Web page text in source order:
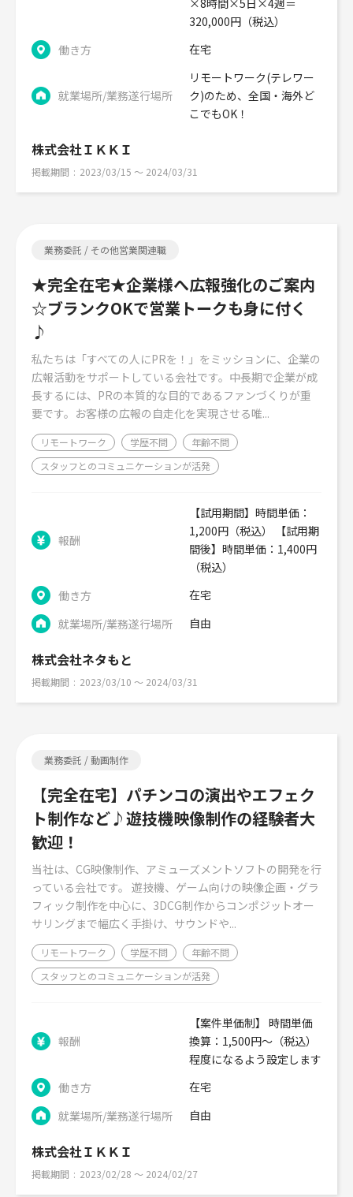
×8時間×5日×4週＝
320,000円（税込）
働き方
在宅
就業場所/業務遂行場所
リモートワーク(テレワー
ク)のため、全国・海外ど
こでもOK！
株式会社ＩＫＫＩ
掲載期間 2023/03/15 〜 2024/03/31
業務委託 / その他営業関連職
★完全在宅★企業様へ広報強化のご案内
☆ブランクOKで営業トークも身に付く
♪
私たちは「すべての人にPRを！」をミッションに、企業の
広報活動をサポートしている会社です。中長期で企業が成
長するには、PRの本質的な目的であるファンづくりが重
要です。お客様の広報の自走化を実現させる唯...
リモートワーク 学歴不問
年齢不問
スタッフとのコミュニケーションが活発
報酬
【試用期間】時間単価：
1,200円（税込） 【試用期
間後】時間単価：1,400円
（税込）
働き方
在宅
就業場所/業務遂行場所
自由
株式会社ネタもと
掲載期間 2023/03/10 〜 2024/03/31
業務委託 / 動画制作
【完全在宅】パチンコの演出やエフェク
ト制作など♪遊技機映像制作の経験者大
歓迎！
当社は、CG映像制作、アミューズメントソフトの開発を行
っている会社です。 遊技機、ゲーム向けの映像企画・グラ
フィック制作を中心に、3DCG制作からコンポジットオー
サリングまで幅広く手掛け、サウンドや...
リモートワーク 学歴不問
年齢不問
スタッフとのコミュニケーションが活発
報酬
【案件単価制】 時間単価
換算：1,500円～（税込）
程度になるよう設定します
働き方
在宅
就業場所/業務遂行場所
自由
株式会社ＩＫＫＩ
掲載期間 2023/02/28 〜 2024/02/27